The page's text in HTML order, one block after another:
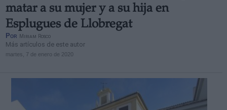
matar a su mujer y a su hija en
Esplugues de Llobregat
Por Miriam Rosco
Más artículos de este autor
martes, 7 de enero de 2020